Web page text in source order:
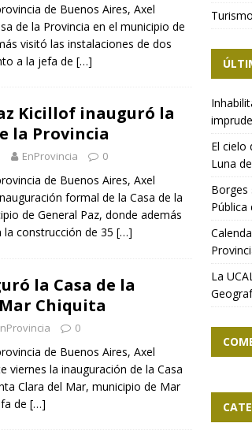
de Buenos Aires, Axel
de la Provincia en el municipio de
visitó las instalaciones de dos
a la jefa de […]
Kicillof inauguró la
la Provincia
EnProvincia 0
de Buenos Aires, Axel
formal de la Casa de la
de General Paz, donde además
construcción de 35 […]
la Casa de la
Chiquita
0
de Buenos Aires, Axel
viernes la inauguración de la Casa
Clara del Mar, municipio de Mar
de […]
Turismo
El cielo
Luna
Borges
Pública
La